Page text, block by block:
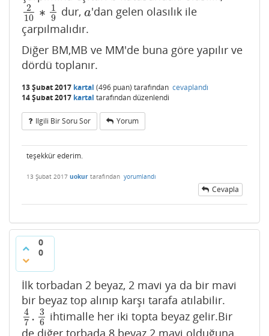
2
10 ∗
1
9
210 ∗ 19 dur,a
a'dan gelen olasılık ile
çarpılmalıdır.
Diğer BM,MB ve MM'de buna göre yapılır ve
dördü toplanır.
13 Şubat 2017 kartal (496 puan) tarafından cevaplandı
14 Şubat 2017 kartal tarafındandüzenlendi
Ilgili Bir Soru Sor Yorum
teşekkür ederim.
13 Şubat 2017 uokur tarafından yorumlandı
Cevapla
0
0
İlk torbadan 2 beyaz, 2 mavi ya da bir mavi
bir beyaz top alınıp karşı tarafa atılabilir.
4
7 . 3
6
47. 36 ihtimalle her iki topta beyaz gelir.Bir